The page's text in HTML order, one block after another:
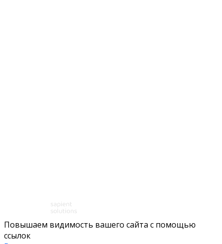
Повышаем видимость вашего сайта с помощью
ссылок